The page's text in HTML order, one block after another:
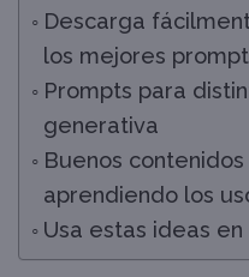
Descarga
los mejores
Prompts para
generativa
Buenos
aprendiendo los
Usa estas ideas